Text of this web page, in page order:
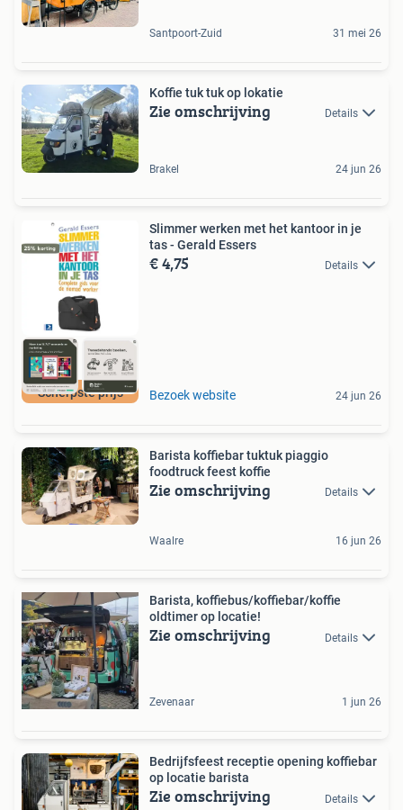
Santpoort-Zuid 31 mei 26
Koffie tuk tuk op lokatie
Zie omschrijving Details
Brakel 24 jun 26
Scherpste prijs
Slimmer werken met het kantoor in je
tas - Gerald Essers
€ 4,75 Details
Bezoek website 24 jun 26
Barista koffiebar tuktuk piaggio
foodtruck feest koffie
Zie omschrijving Details
Waalre 16 jun 26
Barista, koffiebus/koffiebar/koffie
oldtimer op locatie!
Zie omschrijving Details
Zevenaar 1 jun 26
Bedrijfsfeest receptie opening koffiebar
op locatie barista
Zie omschrijving Details